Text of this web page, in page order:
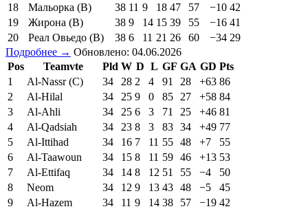
18
Мальорка (В) 38 11 9 18 47 57 −10 42
19
Жирона (В) 38 9 14 15 39 55 −16 41
20
Реал Овьедо (В) 38 6 11 21 26 60 −34 29
Подробнее → Обновлено: 04.06.2026
Pos
Teamvte Pld W D L GF GA GD Pts
1
Al-Nassr (C) 34 28 2 4 91 28 +63 86
2
Al-Hilal 34 25 9 0 85 27 +58 84
3
Al-Ahli 34 25 6 3 71 25 +46 81
4
Al-Qadsiah 34 23 8 3 83 34 +49 77
5
Al-Ittihad 34 16 7 11 55 48 +7
55
6
Al-Taawoun 34 15 8 11 59 46 +13 53
7
Al-Ettifaq 34 14 8 12 51 55 −4
50
8
Neom 34 12 9 13 43 48 −5
45
9
Al-Hazem 34 11 9 14 38 57 −19 42